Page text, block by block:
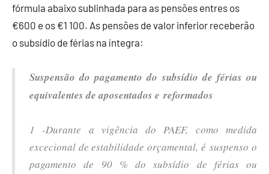
fórmula abaixo sublinhada para as pensões entres os
€600 e os €1 100. As pensões de valor inferior receberão
o subsídio de férias na íntegra:
Suspensão do pagamento do subsídio de férias ou
equivalentes de aposentados e reformados
1 -Durante a vigência do PAEF, como medida
excecional de estabilidade orçamental, é suspenso o
pagamento de 90 % do subsídio de férias ou